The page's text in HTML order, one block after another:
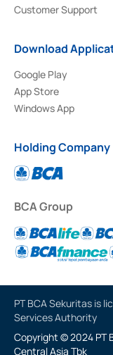
Customer Support
Download
Google Play
App Store
Windows App
Holding Company
BCA Group
PT BCA Sekuritas is
Services Authority
Copyright © 2024 PT
Central Asia Tbk